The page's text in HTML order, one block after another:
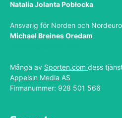
Natalia Jolanta Pobłocka
Ansvarig för Norden och
Michael Breines Oredam
Många av Sporten.com dess
Appelsin Media AS
Firmanummer: 928 501 566